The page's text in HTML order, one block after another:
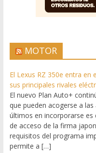
MOTOR
El Lexus RZ 350e entra en
sus principales rivales
El nuevo Plan Auto+
que pueden acogerse a
últimos en incorporarse es
de acceso de la firma
requisitos del programa
permite a […]